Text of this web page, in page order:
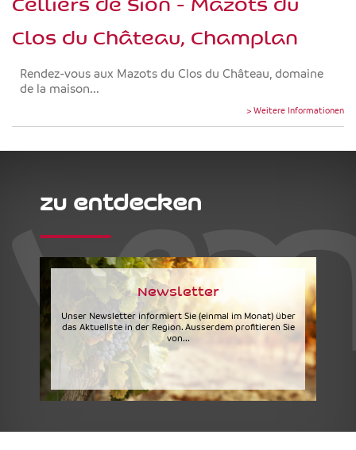
Clos du Château, Champlan
Rendez-vous aux Mazots du Clos du Château, domaine
de la maison...
> Weitere Informationen
zu entdecken
Newsletter
Unser Newsletter informiert Sie (einmal im Monat) über
das Aktuellste in der Region. Ausserdem profitieren Sie
von...